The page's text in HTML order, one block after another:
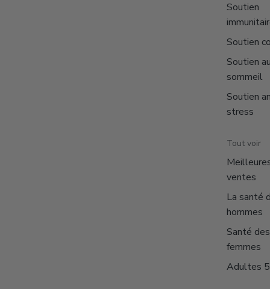
Soutien
Soutien
Soutien
sommeil
Soutien
stress
Tout voir
ventes
La santé
hommes
Santé des
femmes
Adultes